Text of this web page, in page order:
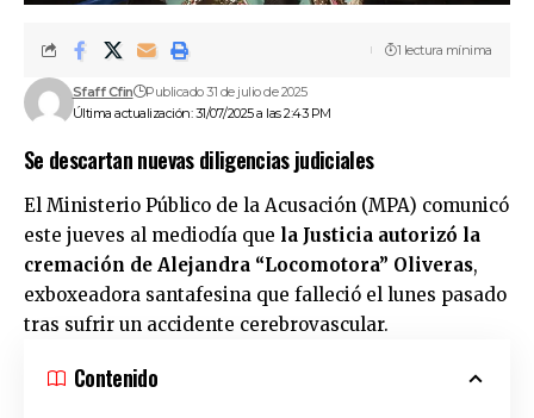
Última actualización: 31/07/2025 a las 2:43 PM
Sfaff Cfin Publicado 31 de julio de 2025
1 lectura mínima
Se descartan nuevas diligencias judiciales
El Ministerio Público de la Acusación (MPA) comunicó
este jueves al mediodía que la Justicia autorizó la
cremación de Alejandra “Locomotora” Oliveras,
exboxeadora santafesina que falleció el lunes pasado
tras sufrir un accidente cerebrovascular.
Contenido